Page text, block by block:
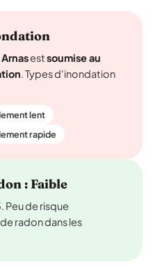
Arnasestsoumise au
. Types d'inondation
lent
rapide
: Faible
Peu de risque
radon dans les